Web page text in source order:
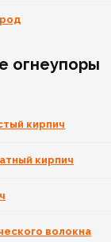
огнеупоры
кирпич
кирпич
волокна